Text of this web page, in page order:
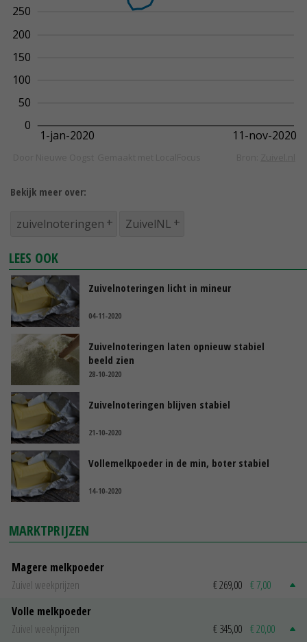
Bekijk meer over:
zuivelnoteringen ZuivelNL
LEES OOK
Zuivelnoteringen licht in mineur
04-11-2020
Zuivelnoteringen laten opnieuw stabiel
beeld zien
28-10-2020
Zuivelnoteringen blijven stabiel
21-10-2020
Vollemelkpoeder in de min, boter stabiel
14-10-2020
MARKTPRIJZEN
Magere melkpoeder
Zuivel weekprijzen
€ 269,00 € 7,00
Volle melkpoeder
Zuivel weekprijzen
€ 345,00 € 20,00